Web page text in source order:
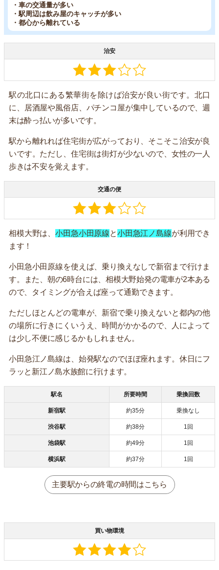
・車の交通量が多い
・駅周辺は飲み屋のキャッチが多い
・都心から離れている
治安
駅の北口にある繁華街を除けば治安が良い街です。北口
に、居酒屋や風俗店、パチンコ屋が集中しているので、週
末は酔っ払いが多いです。
駅から離れれば住宅街が広がっており、そこそこ治安が良
いです。ただし、住宅街は街灯が少ないので、女性の一人
歩きは不安を覚えます。
交通の便
相模大野は、小田急小田原線と小田急江ノ島線が利用でき
ます！
小田急小田原線を使えば、乗り換えなしで新宿まで行けま
す。また、朝の6時台には、相模大野始発の電車が2本ある
ので、タイミングが合えば座って通勤できます。
ただしほとんどの電車が、新宿で乗り換えないと都内の他
の場所に行きにくいうえ、時間がかかるので、人によって
は少し不便に感じるかもしれません。
小田急江ノ島線は、始発駅なのでほぼ座れます。休日にフ
ラッと新江ノ島水族館に行けます。
駅名 所要時間 乗換回数
新宿駅 約35分 乗換なし
渋谷駅 約38分 1回
池袋駅 約49分 1回
横浜駅 約37分 1回
主要駅からの終電の時間はこちら
買い物環境